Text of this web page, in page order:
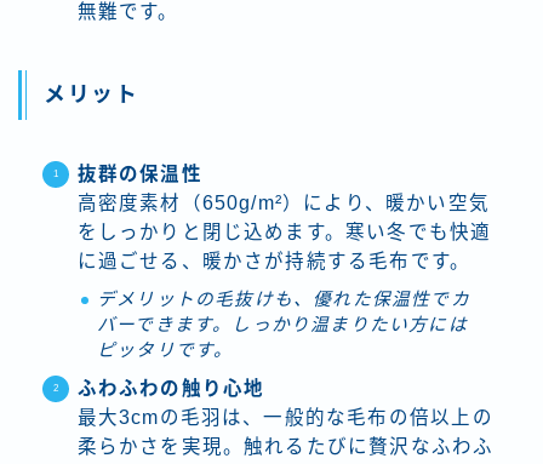
無難です。
メリット
抜群の保温性
高密度素材（650g/m²）により、暖かい空気
をしっかりと閉じ込めます。寒い冬でも快適
に過ごせる、暖かさが持続する毛布です。
デメリットの毛抜けも、優れた保温性でカ
バーできます。しっかり温まりたい方には
ピッタリです。
ふわふわの触り心地
最大3cmの毛羽は、一般的な毛布の倍以上の
柔らかさを実現。触れるたびに贅沢なふわふ